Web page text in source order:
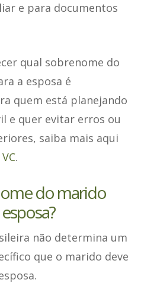
e para documentos
qual sobrenome do
a esposa é
quem está planejando
e quer evitar erros ou
saiba mais aqui
.
do marido
não determina um
que o marido deve